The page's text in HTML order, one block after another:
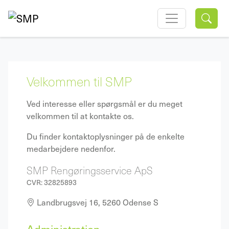
Velkommen til SMP
​Ved interesse eller spørgsmål er du meget
velkommen til at kontakte os.
Du finder kontaktoplysninger på de enkelte
medarbejdere nedenfor.
SMP Rengøringsservice ApS
CVR: 32825893
Landbrugsvej 16, 5260 Odense S